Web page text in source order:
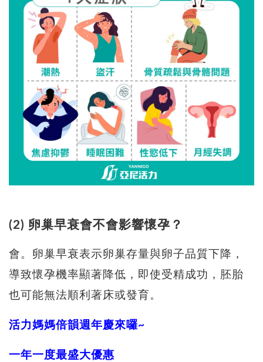
(2) 卵巢早衰會不會影響懷孕？
會。卵巢早衰表示卵巢存量與卵子品質下降，
導致懷孕機率顯著降低，即使受精成功，胚胎
也可能無法順利著床或發育。
活力媽媽倍韻週年慶來囉~
一年一度最盛大優惠